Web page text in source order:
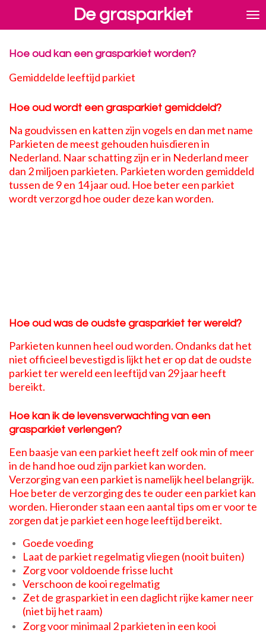
de
De grasparkiet
Hoe oud kan een grasparkiet worden?
Gemiddelde leeftijd parkiet
Hoe oud wordt een grasparkiet gemiddeld?
Na goudvissen en katten zijn vogels en dan met name
Parkieten de meest gehouden huisdieren in
Nederland. Naar schatting zijn er in Nederland meer
dan 2 miljoen parkieten. Parkieten worden gemiddeld
tussen de 9 en 14 jaar oud. Hoe beter een parkiet
wordt verzorgd hoe ouder deze kan worden.
Hoe oud was de oudste grasparkiet ter wereld?
Parkieten kunnen heel oud worden. Ondanks dat het
niet officieel bevestigd is lijkt het er op dat de oudste
parkiet ter wereld een leeftijd van 29 jaar heeft
bereikt.
Hoe kan ik de levensverwachting van een
grasparkiet verlengen?
Een baasje van een parkiet heeft zelf ook min of meer
in de hand hoe oud zijn parkiet kan worden.
Verzorging van een parkiet is namelijk heel belangrijk.
Hoe beter de verzorging des te ouder een parkiet kan
worden. Hieronder staan een aantal tips om er voor te
zorgen dat je parkiet een hoge leeftijd bereikt.
Goede voeding
Laat de parkiet regelmatig vliegen (nooit buiten)
Zorg voor voldoende frisse lucht
Verschoon de kooi regelmatig
Zet de grasparkiet in een daglicht rijke kamer neer
(niet bij het raam)
Zorg voor minimaal 2 parkieten in een kooi